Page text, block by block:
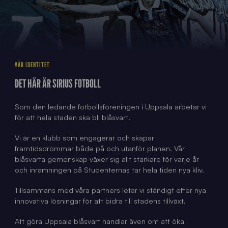
VÅR IDENTITET
DET HÄR ÄR SIRIUS FOTBOLL
Som den ledande fotbollsföreningen i Uppsala arbetar vi
för att hela staden ska bli blåsvart.
Vi är en klubb som engagerar och skapar
framtidsdrömmar både på och utanför planen. Vår
blåsvarta gemenskap växer sig allt starkare för varje år
och inramningen på Studenternas tar hela tiden nya kliv.
Tillsammans med våra partners letar vi ständigt efter nya
innovativa lösningar för att bidra till stadens tillväxt.
Att göra Uppsala blåsvart handlar även om att öka